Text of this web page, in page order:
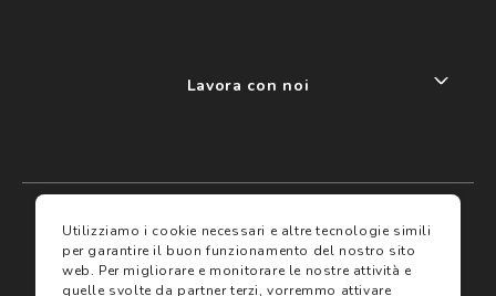
I miei preferiti
Assicurazioni
Lavora con noi
Utilizziamo i cookie necessari e altre tecnologie simili
per garantire il buon funzionamento del nostro sito
web. Per migliorare e monitorare le nostre attività e
quelle svolte da partner terzi, vorremmo attivare